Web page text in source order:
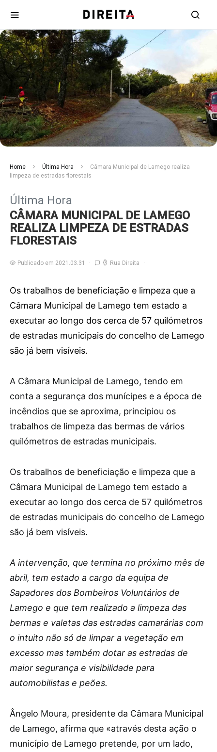
Home Última Hora
Câmara Municipal de Lamego realiza
limpeza de estradas florestais
Última Hora
CÂMARA MUNICIPAL DE LAMEGO
REALIZA LIMPEZA DE ESTRADAS
FLORESTAIS
Publicado em 2021.03.31 Rua Direita
Os trabalhos de beneficiação e limpeza que a
Câmara Municipal de Lamego tem estado a
executar ao longo dos cerca de 57 quilómetros
de estradas municipais do concelho de Lamego
são já bem visíveis.
A Câmara Municipal de Lamego, tendo em
conta a segurança dos munícipes e a época de
incêndios que se aproxima, principiou os
trabalhos de limpeza das bermas de vários
quilómetros de estradas municipais.
Os trabalhos de beneficiação e limpeza que a
Câmara Municipal de Lamego tem estado a
executar ao longo dos cerca de 57 quilómetros
de estradas municipais do concelho de Lamego
são já bem visíveis.
A intervenção, que termina no próximo mês de
abril, tem estado a cargo da equipa de
Sapadores dos Bombeiros Voluntários de
Lamego e que tem realizado a limpeza das
bermas e valetas das estradas camarárias com
o intuito não só de limpar a vegetação em
excesso mas também dotar as estradas de
maior segurança e visibilidade para
automobilistas e peões.
Ângelo Moura, presidente da Câmara Municipal
de Lamego, afirma que «através desta ação o
município de Lamego pretende, por um lado,